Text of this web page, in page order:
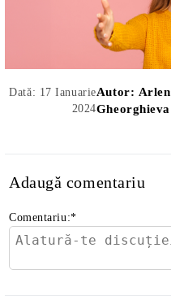
Dată: 17 Ianuarie
2024
Autor:
Gheorghieva
Adaugă comentariu
Comentariu:*